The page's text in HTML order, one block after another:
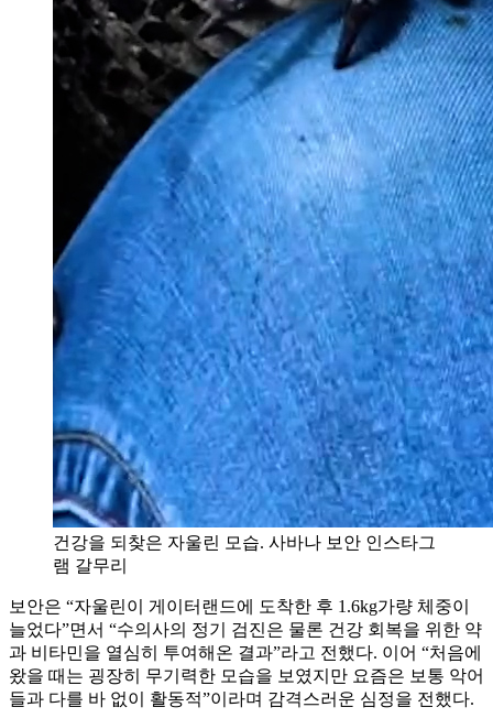
건강을 되찾은 자울린 모습. 사바나 보안 인스타그
램 갈무리
보안은 “자울린이 게이터랜드에 도착한 후 1.6kg가량 체중이
늘었다”면서 “수의사의 정기 검진은 물론 건강 회복을 위한 약
과 비타민을 열심히 투여해온 결과”라고 전했다. 이어 “처음에
왔을 때는 굉장히 무기력한 모습을 보였지만 요즘은 보통 악어
들과 다를 바 없이 활동적”이라며 감격스러운 심정을 전했다.